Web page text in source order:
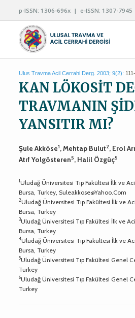
p-ISSN: 1306-696x | e-ISSN: 1307-7945
Ulus Travma Acil Cerrahi Derg. 2003; 9(2):
KAN LÖKOSİT
TRAVMANIN
YANSITIR MI?
Şule Akköse1, Mehtap Bulut2, Erol
Atıf Yolgösteren5, Halil Özgüç5
1Uludağ Üniversitesi Tıp Fakültesi İlk ve
Bursa, Turkey, Suleakkose@Yahoo.Com
2Uludağ Üniversitesi Tıp Fakültesi İlk ve
Bursa, Turkey
3Uludağ Üniversitesi Tıp Fakültesi İlk ve
Bursa, Turkey
4Uludağ Üniversitesi Tıp Fakültesi İlk ve
Bursa, Turkey
5Uludağ Üniversitesi Tıp Fakültesi Genel
Turkey
6Uludağ Üniversitesi Tıp Fakültesi Genel
Turkey